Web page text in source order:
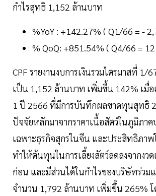
กำไรสุทธิ 1,152 ล้านบาท
%YoY : +142.27% ( Q1/66 = -
% QoQ: +851.54% ( Q4/66 =
CPF รายงานงบการเงินรวมไตรมาสที่ 1/
เป็น 1,152 ล้านบาท เพิ่มขึ้น 142% เมื่
1 ปี 2566 ที่มีการบันทึกผลขาดทุนสุทธิ
ปัจจัยหลักมาจากราคาเนื้อสัตว์ในภูมิภา
เฉพาะธุรกิจสุกรในจีน และประสิทธิภาพ
ทำให้ต้นทุนในการเลี้ยงสัตว์ลดลงจากงว
ก่อน และมีส่วนได้ในกำไรของบริษัทร่วมแ
จำนวน 1,792 ล้านบาท เพิ่มขึ้น 265%